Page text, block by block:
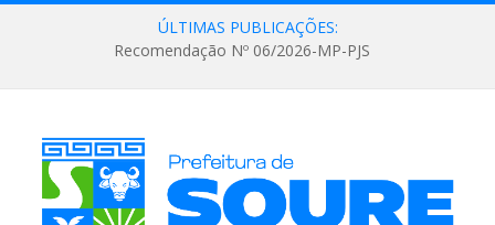
ÚLTIMAS PUBLICAÇÕES:
Recomendação Nº 06/2026-MP-PJS